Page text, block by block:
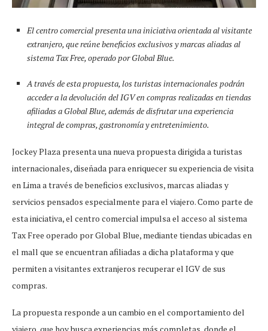
El centro comercial presenta una iniciativa orientada al visitante
extranjero, que reúne beneficios exclusivos y marcas aliadas al
sistema Tax Free, operado por Global Blue.
A través de esta propuesta, los turistas internacionales podrán
acceder a la devolución del IGV en compras realizadas en tiendas
afiliadas a Global Blue, además de disfrutar una experiencia
integral de compras, gastronomía y entretenimiento.
Jockey Plaza presenta una nueva propuesta dirigida a turistas
internacionales, diseñada para enriquecer su experiencia de visita
en Lima a través de beneficios exclusivos, marcas aliadas y
servicios pensados especialmente para el viajero. Como parte de
esta iniciativa, el centro comercial impulsa el acceso al sistema
Tax Free operado por Global Blue, mediante tiendas ubicadas en
el mall que se encuentran afiliadas a dicha plataforma y que
permiten a visitantes extranjeros recuperar el IGV de sus
compras.
La propuesta responde a un cambio en el comportamiento del